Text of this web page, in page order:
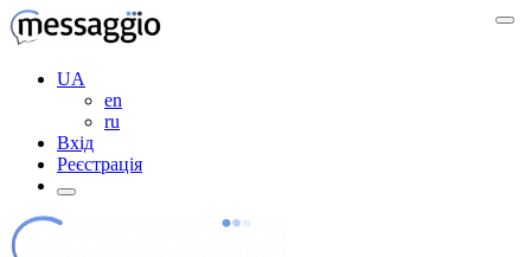
UA
en
ru
Вхід
Реєстрація